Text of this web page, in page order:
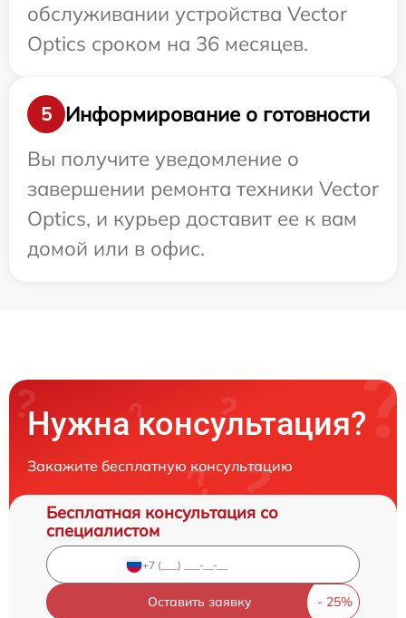
обслуживании устройства Vector
Optics сроком на 36 месяцев.
5
Информирование о готовности
Вы получите уведомление о
завершении ремонта техники Vector
Optics, и курьер доставит ее к вам
домой или в офис.
Нужна консультация?
Закажите бесплатную консультацию
Бесплатная консультация со
специалистом
Оставить заявку